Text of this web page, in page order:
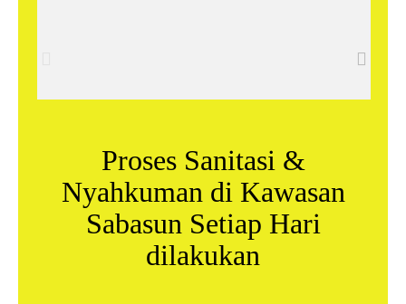
Proses Sanitasi &
Nyahkuman di Kawasan
Sabasun Setiap Hari
dilakukan